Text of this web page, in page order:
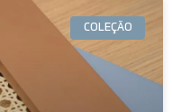
COLEÇÃO